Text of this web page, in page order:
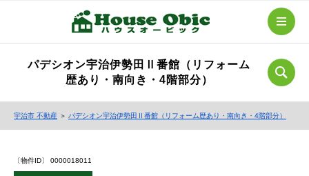
パデシオン宇治伊勢田Ⅱ番館（リフォーム
歴あり・南向き・4階部分）
宇治市 不動産 ＞ パデシオン宇治伊勢田Ⅱ番館（リフォーム歴あり・南向き・4階部分）
〔物件ID〕 0000018011